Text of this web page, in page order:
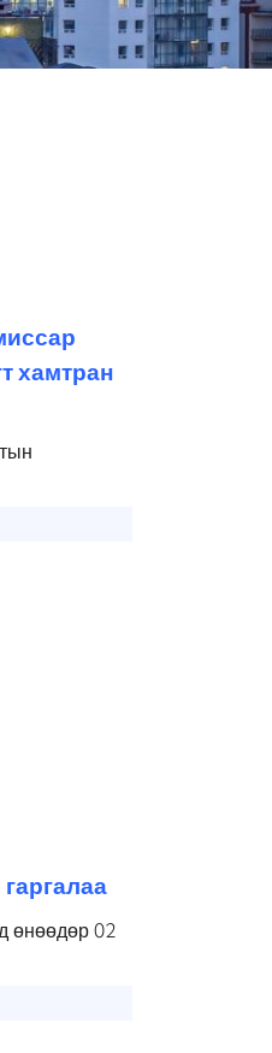
хамтран
өнөөдөр 02